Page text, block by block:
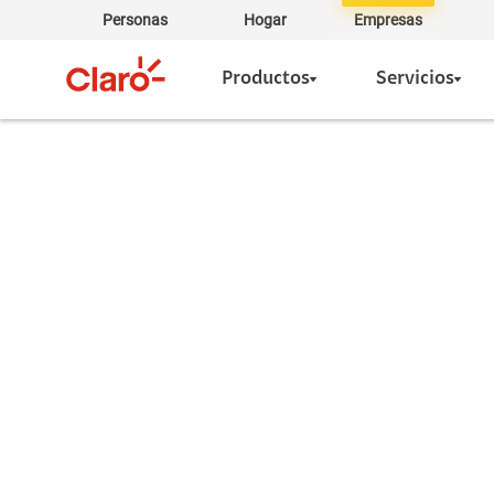
Personas Hogar Empresas
Productos Servicios